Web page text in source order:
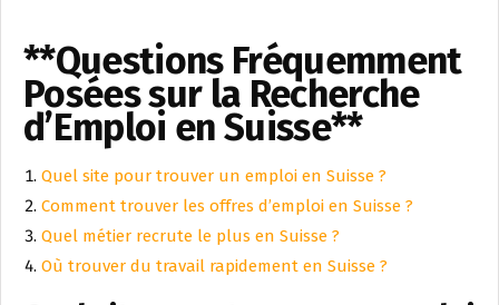
**Questions Fréquemment
Posées sur la Recherche
d’Emploi en Suisse**
Quel site pour trouver un emploi en Suisse ?
Comment trouver les offres d’emploi en Suisse ?
Quel métier recrute le plus en Suisse ?
Où trouver du travail rapidement en Suisse ?